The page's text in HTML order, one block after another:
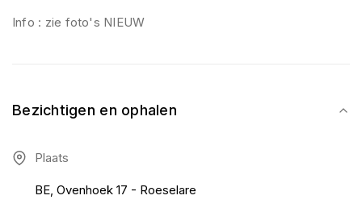
Info : zie foto's NIEUW
Bezichtigen en ophalen
Plaats
BE, Ovenhoek 17 - Roeselare